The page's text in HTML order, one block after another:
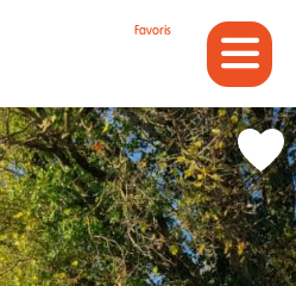
Favoris